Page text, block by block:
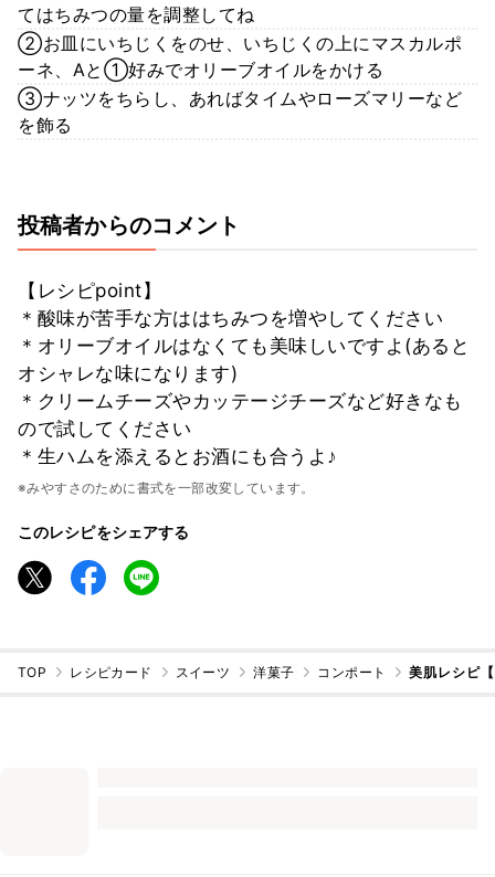
てはちみつの量を調整してね
②お皿にいちじくをのせ、いちじくの上にマスカルポ
ーネ、Aと①好みでオリーブオイルをかける
③ナッツをちらし、あればタイムやローズマリーなど
を飾る
投稿者からのコメント
【レシピpoint】
＊酸味が苦手な方ははちみつを増やしてください
＊オリーブオイルはなくても美味しいですよ(あると
オシャレな味になります)
＊クリームチーズやカッテージチーズなど好きなも
ので試してください
＊生ハムを添えるとお酒にも合うよ♪
※みやすさのために書式を一部改変しています。
このレシピをシェアする
TOP レシピカード スイーツ 洋菓子 コンポート 美肌レシピ